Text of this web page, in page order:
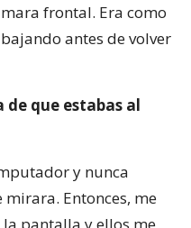
frontal. Era como
antes de volver
que estabas al
y nunca
Entonces, me
pantalla y ellos me